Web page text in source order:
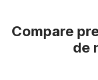
Compare
de